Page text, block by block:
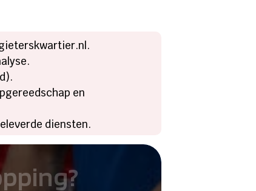
en
diensten.